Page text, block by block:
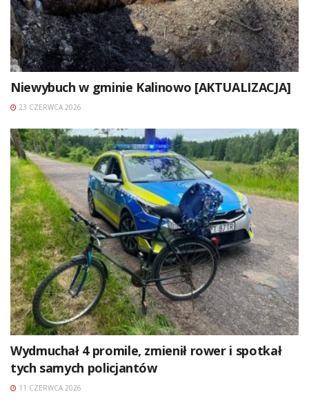
Niewybuch w gminie Kalinowo [AKTUALIZACJA]
23 CZERWCA 2026
Wydmuchał 4 promile, zmienił rower i spotkał
tych samych policjantów
11 CZERWCA 2026